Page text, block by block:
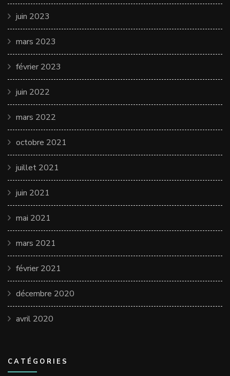
juin 2023
mars 2023
février 2023
juin 2022
mars 2022
octobre 2021
juillet 2021
juin 2021
mai 2021
mars 2021
février 2021
décembre 2020
avril 2020
CATÉGORIES